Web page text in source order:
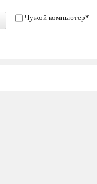
Чужой компьютер*